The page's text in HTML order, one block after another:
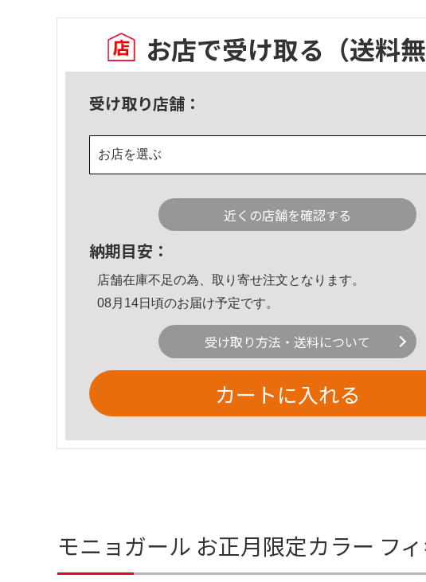
お店で受け取る （送料
受け取り店舗：
お店を選ぶ
近くの店舗を確認する
納期目安：
店舗在庫不足の為、取り寄せ注文となります。
08月14日頃のお届け予定です。
受け取り方法・送料について
カートに入れる
モニョガール お正月限定カラー フ